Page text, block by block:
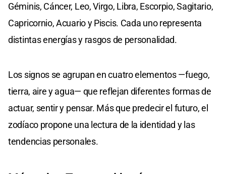
Géminis, Cáncer, Leo, Virgo, Libra, Escorpio, Sagitario,
Capricornio, Acuario y Piscis. Cada uno representa
distintas energías y rasgos de personalidad.
Los signos se agrupan en cuatro elementos —fuego,
tierra, aire y agua— que reflejan diferentes formas de
actuar, sentir y pensar. Más que predecir el futuro, el
zodíaco propone una lectura de la identidad y las
tendencias personales.